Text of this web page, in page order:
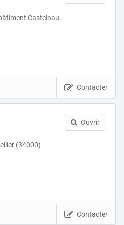
Castelnau-
Contacter
(34000)
Ouvrir
Contacter